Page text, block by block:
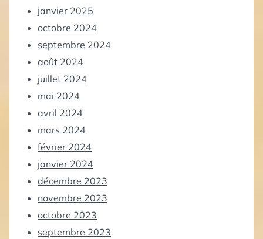
janvier 2025
octobre 2024
septembre 2024
août 2024
juillet 2024
mai 2024
avril 2024
mars 2024
février 2024
janvier 2024
décembre 2023
novembre 2023
octobre 2023
septembre 2023